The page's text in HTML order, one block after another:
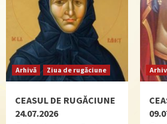
Arhivă Ziua de rugăciune
CEASUL DE RUGĂCIUNE
24.07.2026